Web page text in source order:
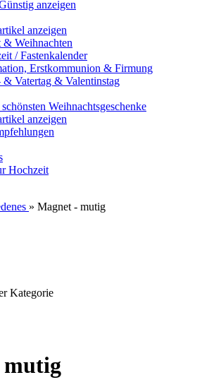
anzeigen
anzeigen
& Weihnachten
/ Fastenkalender
Erstkommunion & Firmung
& Vatertag & Valentinstag
Weihnachtsgeschenke
anzeigen
Hochzeit
» Magnet - mutig
Kategorie
mutig